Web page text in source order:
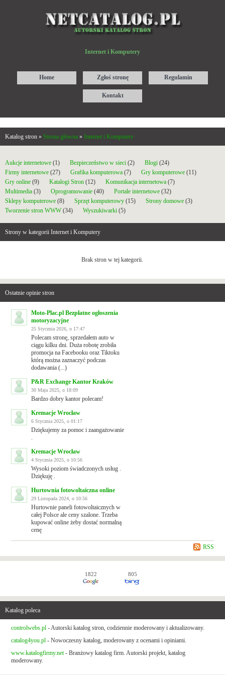
Internet i Komputery
Home Zgłoś stronę Regulamin
Kontakt
Katalog stron » Strona główna » Internet i Komputery
Aukcje internetowe (1) Bezpieczeństwo w sieci (2) Blogi (24)
Firmy internetowe (27) Grafika komputerowa (7) Gry komputerowe (11)
Gry online (9) Katalogi Stron (12) Komunikacja internetowa (7)
Multimedia (3) Oprogramowanie (40) Portale internetowe (32)
Sklepy komputerowe (8) Sprzęt komputerowy (15) Strony domowe (3)
Tworzenie stron WWW(34) Wyszukiwarki (5)
Strony w kategorii Internet i Komputery
Brak stron w tej kategorii.
Ostatnie opinie stron
Moto-Plac.pl Bezpłatne ogłoszenia
motoryzacyjne
25 Stycznia 2026, o 17:47
Polecam stronę, sprzedałem auto w
ciągu kilku dni. Duża robotę zrobiła
promocja na Facebooku oraz Tiktoku
którą można zaznaczyć podczas
dodawania (...)
P&R Exchange Kantor Kraków
30 Maja 2025, o 18:09
Bardzo dobry kantor polecam!
Kremacje Wrocław
6 Stycznia 2025, o 01:17
Dziękujemy za pomoc i zaangażowanie
Kremacje Wrocław
4 Stycznia 2025, o 10:56
Wysoki poziom świadczonych usług .
Dziękuję .
Hurtownia fotowoltaiczna online
29 Listopada 2024, o 10:56
Hurtownie paneli fotowoltaicznych w
całej Polsce ale ceny szalone. Trzeba
kupować online żeby dostać normalną
cenę
RSS
1822 805
Katalog poleca
controlwebs.pl - Autorski katalog stron, codziennie moderowany i aktualizowany.
catalog4you.pl - Nowoczesny katalog, moderowany z ocenami i opiniami.
www.katalogfirmy.net - Branżowy katalog firm. Autorski projekt, katalog
moderowany.